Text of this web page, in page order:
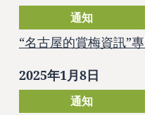
通知
“名古屋的賞梅資訊”
2025年1月8日
通知